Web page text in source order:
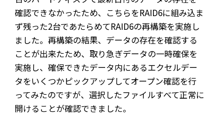
確認できなかったため、こちらをRAID6に組み込ま
ず残った2台であたらめてRAID6の再構築を実施し
ました。再構築の結果、データの存在を確認する
ことが出来たため、取り急ぎデータの一時確保を
実施し、確保できたデータ内にあるエクセルデー
タをいくつかピックアップしてオープン確認を行
ってみたのですが、選択したファイルすべて正常に
開けることが確認できました。